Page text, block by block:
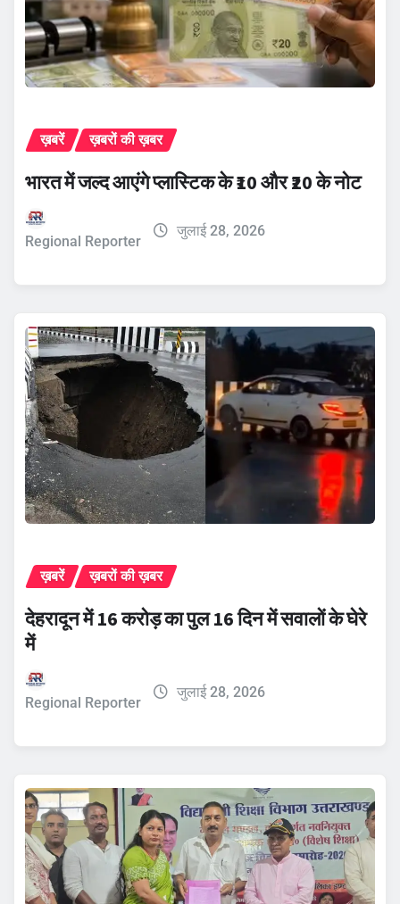
ख़बरें ख़बरों की ख़बर
भारत में जल्द आएंगे प्लास्टिक के ₹10 और ₹20 के नोट
Regional Reporter
जुलाई 28, 2026
ख़बरें ख़बरों की ख़बर
देहरादून में 16 करोड़ का पुल 16 दिन में सवालों के घेरे
में
Regional Reporter
जुलाई 28, 2026